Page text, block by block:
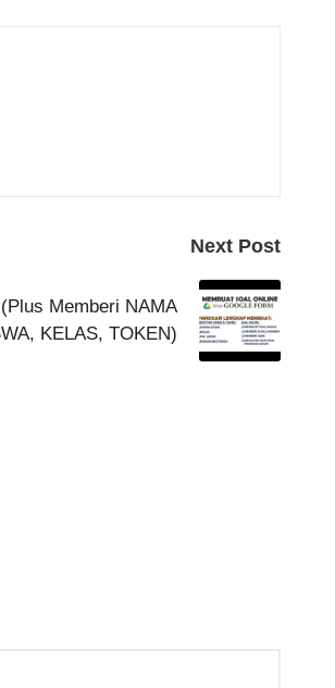
Next Post
Memberi NAMA
KELAS, TOKEN)